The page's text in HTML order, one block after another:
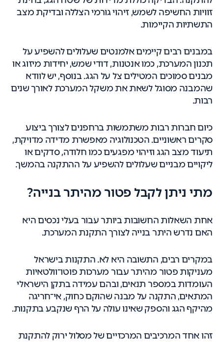
זוויות החשיפה לשמש, זיהוי גורמי הצללה ובדיקת מצב
התשתיות הקיימות.
במבנים רבים קיימים אלמנטים שעלולים להשפיע על
תכנון המערכת, כמו אנטנות, דודי שמש, יחידות מיזוג או
מבנים סמוכים המטילים צל על הגג. בנוסף, יש לוודא
שהמבנה מסוגל לשאת את משקל המערכת לאורך שנים
רבות.
כיום חברות רבות משתמשות ברחפנים לצורך ביצוע
סקרים ראשוניים. הטכנולוגיה מאפשרת מדידה מדויקת,
תיעוד מצב הגג וזיהוי מפגעים כמו חלודה, סדקים או
ליקויים מבניים שעלולים להשפיע על ההתקנה בהמשך.
מתי ניתן לקבל פטור מהיתר בנייה?
אחת השאלות החשובות ביותר עבור בעלי נכסים היא
האם נדרש היתר בנייה לצורך התקנת המערכת.
במקרים רבים, התשובה היא לא. התקנות בישראל
מעניקות פטור מהיתר עבור מערכות פוטו־וולטאיות
העומדות במספר תנאים, ובהם עמידה בתקן הישראלי
המתאים, התקנה על מבנה שהוקם כחוק, אי־חריגה
מהיקף הגג והספק שאינו עולה על הרף שנקבע בתקנות.
זהו אחד המרכיבים המרכזיים של מסלול ירוק להתקנת